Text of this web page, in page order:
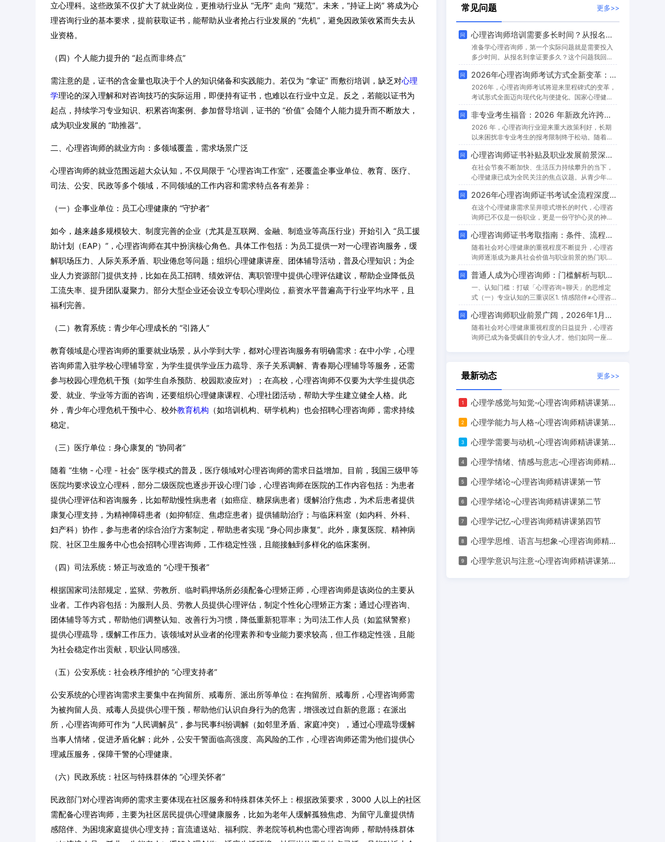
立心理科。这些政策不仅扩大了就业岗位，更推动行业从 “无序” 走向 “规范”。未来，“持证上岗” 将成为心
理咨询行业的基本要求，提前获取证书，能帮助从业者抢占行业发展的 “先机”，避免因政策收紧而失去从
业资格。
（四）个人能力提升的 “起点而非终点”
需注意的是，证书的含金量也取决于个人的知识储备和实践能力。若仅为 “拿证” 而敷衍培训，缺乏对心理
学理论的深入理解和对咨询技巧的实际运用，即便持有证书，也难以在行业中立足。反之，若能以证书为
起点，持续学习专业知识、积累咨询案例、参加督导培训，证书的 “价值” 会随个人能力提升而不断放大，
成为职业发展的 “助推器”。
二、心理咨询师的就业方向：多领域覆盖，需求场景广泛
心理咨询师的就业范围远超大众认知，不仅局限于 “心理咨询工作室”，还覆盖企事业单位、教育、医疗、
司法、公安、民政等多个领域，不同领域的工作内容和需求特点各有差异：
（一）企事业单位：员工心理健康的 “守护者”
如今，越来越多规模较大、制度完善的企业（尤其是互联网、金融、制造业等高压行业）开始引入 “员工援
助计划（EAP）”，心理咨询师在其中扮演核心角色。具体工作包括：为员工提供一对一心理咨询服务，缓
解职场压力、人际关系矛盾、职业倦怠等问题；组织心理健康讲座、团体辅导活动，普及心理知识；为企
业人力资源部门提供支持，比如在员工招聘、绩效评估、离职管理中提供心理评估建议，帮助企业降低员
工流失率、提升团队凝聚力。部分大型企业还会设立专职心理岗位，薪资水平普遍高于行业平均水平，且
福利完善。
（二）教育系统：青少年心理成长的 “引路人”
教育领域是心理咨询师的重要就业场景，从小学到大学，都对心理咨询服务有明确需求：在中小学，心理
咨询师需入驻学校心理辅导室，为学生提供学业压力疏导、亲子关系调解、青春期心理辅导等服务，还需
参与校园心理危机干预（如学生自杀预防、校园欺凌应对）；在高校，心理咨询师不仅要为大学生提供恋
爱、就业、学业等方面的咨询，还要组织心理健康课程、心理社团活动，帮助大学生建立健全人格。此
外，青少年心理危机干预中心、校外教育机构 （如培训机构、研学机构）也会招聘心理咨询师，需求持续
稳定。
（三）医疗单位：身心康复的 “协同者”
随着 “生物 - 心理 - 社会” 医学模式的普及，医疗领域对心理咨询师的需求日益增加。目前，我国三级甲等
医院均要求设立心理科，部分二级医院也逐步开设心理门诊，心理咨询师在医院的工作内容包括：为患者
提供心理评估和咨询服务，比如帮助慢性病患者（如癌症、糖尿病患者）缓解治疗焦虑，为术后患者提供
康复心理支持，为精神障碍患者（如抑郁症、焦虑症患者）提供辅助治疗；与临床科室（如内科、外科、
妇产科）协作，参与患者的综合治疗方案制定，帮助患者实现 “身心同步康复”。此外，康复医院、精神病
院、社区卫生服务中心也会招聘心理咨询师，工作稳定性强，且能接触到多样化的临床案例。
（四）司法系统：矫正与改造的 “心理干预者”
根据国家司法部规定，监狱、劳教所、临时羁押场所必须配备心理矫正师，心理咨询师是该岗位的主要从
业者。工作内容包括：为服刑人员、劳教人员提供心理评估，制定个性化心理矫正方案；通过心理咨询、
团体辅导等方式，帮助他们调整认知、改善行为习惯，降低重新犯罪率；为司法工作人员（如监狱警察）
提供心理疏导，缓解工作压力。该领域对从业者的伦理素养和专业能力要求较高，但工作稳定性强，且能
为社会稳定作出贡献，职业认同感强。
（五）公安系统：社会秩序维护的 “心理支持者”
公安系统的心理咨询需求主要集中在拘留所、戒毒所、派出所等单位：在拘留所、戒毒所，心理咨询师需
为被拘留人员、戒毒人员提供心理干预，帮助他们认识自身行为的危害，增强改过自新的意愿；在派出
所，心理咨询师可作为 “人民调解员”，参与民事纠纷调解（如邻里矛盾、家庭冲突），通过心理疏导缓解
当事人情绪，促进矛盾化解；此外，公安干警面临高强度、高风险的工作，心理咨询师还需为他们提供心
理减压服务，保障干警的心理健康。
（六）民政系统：社区与特殊群体的 “心理关怀者”
民政部门对心理咨询师的需求主要体现在社区服务和特殊群体关怀上：根据政策要求，3000 人以上的社区
需配备心理咨询师，主要为社区居民提供心理健康服务，比如为老年人缓解孤独焦虑、为留守儿童提供情
感陪伴、为困境家庭提供心理支持；盲流遣送站、福利院、养老院等机构也需心理咨询师，帮助特殊群体
常见问题 更多>>
问 心理咨询师培训需要多长时间？从报名到拿证的全流程时间线（2026）
准备学心理咨询师，第一个实际问题就是需要投入
多少时间。从报名到拿证要多久？这个问题我回答
了不下几百次。有人说三个月就能搞定，有人说边
工作边学用了大半年。其实都对——时间长短取决
于你的学习方式、考试批次和个人节奏。这篇文章
我把从报名到拿证的完整时间线拆开，帮你根据自
己的情况做规划。三段式时间结构从报名到拿证大
致分三个阶段。课程学习期完成系统课程和实操训
练，需要2到4个月；考前冲刺期题库模考加复习巩
固
问 2026年心理咨询师考试方式全新变革：线上化升级助力行业发展
2026年，心理咨询师考试将迎来里程碑式的变革，
考试形式全面迈向现代化与便捷化。国家心理健康
网正式推出年度六次考试计划，考生可通过居家线
上机考的方式参与资格认证，这一调整将大幅提升
考试的灵活性与可及性，为更多有志于投身心理咨
询行业的考生搭建便捷的成长通道。
问 非专业考生福音：2026 年新政允许跨行报考，但需完成这个关键步骤
2026 年，心理咨询行业迎来重大政策利好，长期
以来困扰非专业考生的报考限制终于松动。随着社
会对心理健康需求的激增，我国心理咨询师人才缺
口已超 43 万，但此前严苛的专业限制让许多有志
之士望而却步。新政策的出台不仅放宽了报考条
件，更通过优化考试安排、完善培训体系，为跨行
业人才进入心理服务领域开辟了正规通道。然而，
政策红利背后暗藏门槛，完成官方认证的系统培训
成为跨行报考的核心前提，这也让选择靠谱的培
问 心理咨询师证书补贴及职业发展前景深度解析
在社会节奏不断加快、生活压力持续攀升的当下，
心理健康已成为全民关注的焦点议题。从青少年心
理疏导到职场人士压力缓解，从老年人心理关怀到
特殊群体心理干预，心理健康服务的需求渗透到社
会各个层面。在此背景下，心理咨询师作为专业服
务提供者，其职业价值日益凸显，而心理咨询师证
书作为进入该领域的重要凭证，也备受求职者和从
业者关注。尽管目前国家层面尚未出台针对心理咨
询师证书的直接补贴政策，但证书背后蕴含的职业
发展
问 2026年心理咨询师证书考试全流程深度解析：从报考到拿证的“通关秘籍”
在这个心理健康需求呈井喷式增长的时代，心理咨
询师已不仅是一份职业，更是一份守护心灵的神圣
使命。然而，随着国家对心理行业规范化管理的不
断升级，2026年的心理咨询师考证早已告别了“随
便考考”的草莽时代，进入了“考培分离、严进严
出”的高标准周期。此刻是2026年3月25日，距离4
月2日的统考仅剩一周冲刺时间，而全年的考证大幕
正徐徐拉开。如果你仍在迷茫如何跨过这道门槛，
本文将为你抽丝剥茧，呈现一份逻辑严
问 心理咨询师证书考取指南：条件、流程、费用及常见问题
随着社会对心理健康的重视程度不断提升，心理咨
询师逐渐成为兼具社会价值与职业前景的热门职
业。而心理咨询师证书作为进入该领域的核心准入
资质，其考取流程、报名条件及相关费用，成为众
多意向从业者关注的焦点。本文将从证书价值出
发，详细拆解考取全流程，并解答常见疑问，为你
的职业备考之路提供清晰指引。一、心理咨询师证
书的核心价值：不止于 “从业凭证”心理咨询师证书
并非单纯的 “职业许可证”，更是专业能力的权威认
问 普通人成为心理咨询师：门槛解析与职业成长全图景
一、认知门槛：打破「心理咨询=聊天」的思维定
式（一）专业认知的三重误区1. 情感陪伴≠心理咨
询大众常将心理咨询等同于“听人诉苦”，但专业咨
询需遵循标准化流程：初始访谈（建立关系）→心
理评估（识别问题）→技术干预（如CBT认知重
建）→效果评估（追踪进展）。某调研显示，83%
问 心理咨询师职业前景广阔，2026年1月考试成绩即将公布，速查备考指南与就业蓝图
随着社会对心理健康重视程度的日益提升，心理咨
询师已成为备受瞩目的专业人才。他们如同一座座
崇高职业的关键一步。对于刚刚参加了2026年1月
合格标准、广阔的就业前景，并为您提供清晰的
最新动态 更多>>
1 心理学感觉与知觉-心理咨询师精讲课第三节
2 心理学能力与人格-心理咨询师精讲课第九节
3 心理学需要与动机-心理咨询师精讲课第七节
4 心理学情绪、情感与意志-心理咨询师精讲课第八节
5 心理学绪论-心理咨询师精讲课第一节
6 心理学绪论-心理咨询师精讲课第二节
7 心理学记忆-心理咨询师精讲课第四节
8 心理学思维、语言与想象-心理咨询师精讲课第五节
9 心理学意识与注意-心理咨询师精讲课第六节